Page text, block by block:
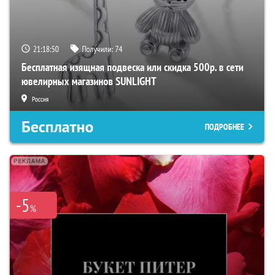
21:18:49 Получили:74
Бесплатная изящная подвеска или скидка 500р. в сети
ювелирных магазинов SUNLIGHT
Россия
Бесплатно ПОДРОБНЕЕ
-5%